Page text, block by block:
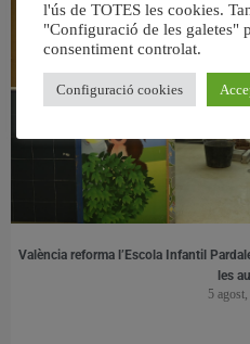
València reforma l’Escola Infantil
les
5
l'ús de TOTES les cookies.
"Configuració de les galetes"
consentiment controlat.
Configuració cookies